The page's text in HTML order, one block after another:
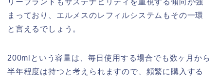
まっており、エルメスのレフィルシステムもその一環
と言えるでしょう。
200mlという容量は、毎日使用する場合でも数ヶ月から
半年程度は持つと考えられますので、頻繁に購入する